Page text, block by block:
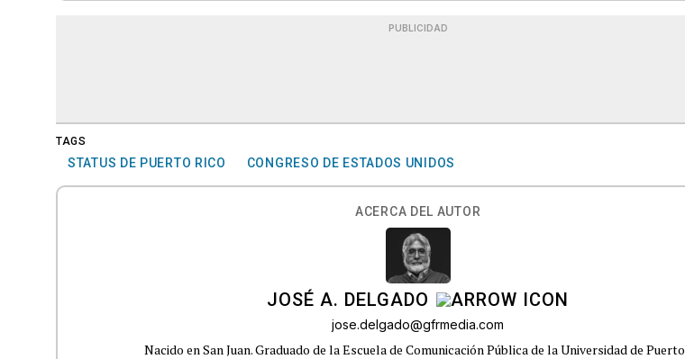
PUBLICIDAD
TAGS
STATUS DE PUERTO RICO CONGRESO DE ESTADOS UNIDOS
ACERCA DEL AUTOR
JOSÉ A. DELGADO
jose.delgado@gfrmedia.com
Nacido en San Juan. Graduado de la Escuela de Comunicación Pública de la Universidad de Puerto